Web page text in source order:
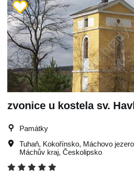
zvonice u kostela sv.
Památky
Tuhaň, Kokořínsko, Máchovo jezero
Máchův kraj, Českolipsko